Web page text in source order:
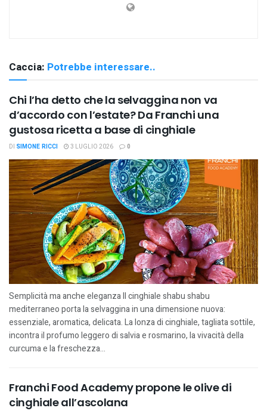
Caccia: Potrebbe interessare..
Chi l’ha detto che la selvaggina non va
d’accordo con l’estate? Da Franchi una
gustosa ricetta a base di cinghiale
DI SIMONE RICCI 3 LUGLIO 2026 0
Semplicità ma anche eleganza Il cinghiale shabu shabu
mediterraneo porta la selvaggina in una dimensione nuova:
essenziale, aromatica, delicata. La lonza di cinghiale, tagliata sottile,
incontra il profumo leggero di salvia e rosmarino, la vivacità della
curcuma e la freschezza...
Franchi Food Academy propone le olive di
cinghiale all’ascolana